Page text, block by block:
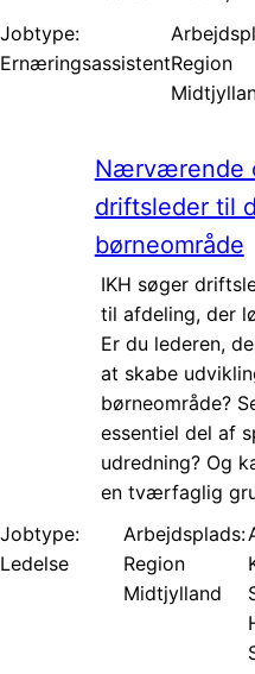
Jobtype:
ErnæringsassistentRegion
Nærværende
driftsleder til
børneområde
IKH søger
til afdeling, der
Er du lederen,
at skabe
børneområde?
essentiel del af
udredning? Og
en tværfaglig
Jobtype:
Ledelse
Arbejdsplads:
Region
Midtjylland